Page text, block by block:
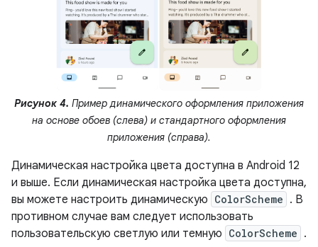
Рисунок 4. Пример динамического оформления приложения
на основе обоев (слева) и стандартного оформления
приложения (справа).
Динамическая настройка цвета доступна в Android 12
и выше. Если динамическая настройка цвета доступна,
вы можете настроить динамическую ColorScheme . В
противном случае вам следует использовать
пользовательскую светлую или темную ColorScheme .